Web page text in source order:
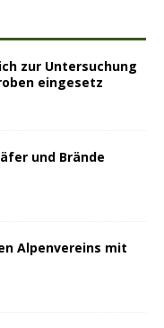
zur Untersuchung
eingesetz
und Brände
Alpenvereins mit